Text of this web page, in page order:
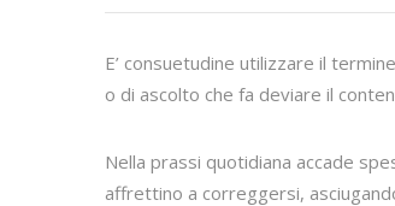
E’ consuetudine utilizzare il
o di ascolto che fa deviare il
Nella prassi quotidiana accade
affrettino a correggersi,